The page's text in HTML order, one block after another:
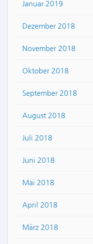
Januar 2019
Dezember 2018
November 2018
Oktober 2018
September 2018
August 2018
Juli 2018
Juni 2018
Mai 2018
April 2018
März 2018